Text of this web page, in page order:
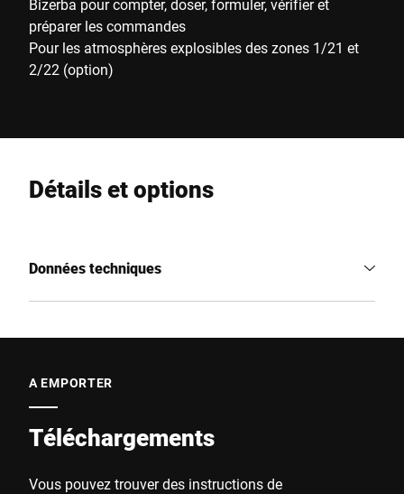
Bizerba pour compter, doser, formuler, vérifier et
préparer les commandes
Pour les atmosphères explosibles des zones 1/21 et
2/22 (option)
Détails et options
Données techniques
A EMPORTER
Téléchargements
Vous pouvez trouver des instructions de